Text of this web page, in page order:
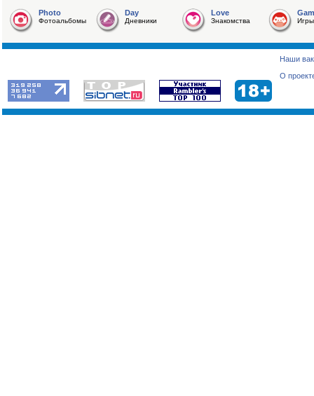
Photo
Фотоальбомы
Day
Дневники
Love
Знакомства Игры
Наши
О